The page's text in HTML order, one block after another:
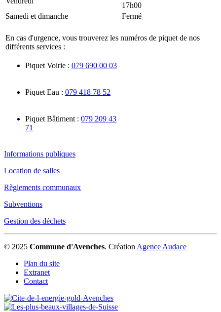
17h00
Samedi et dimanche
Fermé
En cas d'urgence, vous trouverez les numéros de piquet de nos
différents services :
Piquet Voirie : 079 690 00 03
Piquet Eau : 079 418 78 52
Piquet Bâtiment : 079 209 43
71
Informations publiques
Location de salles
Règlements communaux
Subventions
Gestion des déchets
© 2025 Commune d'Avenches. Création Agence Audace
Plan du site
Extranet
Contact